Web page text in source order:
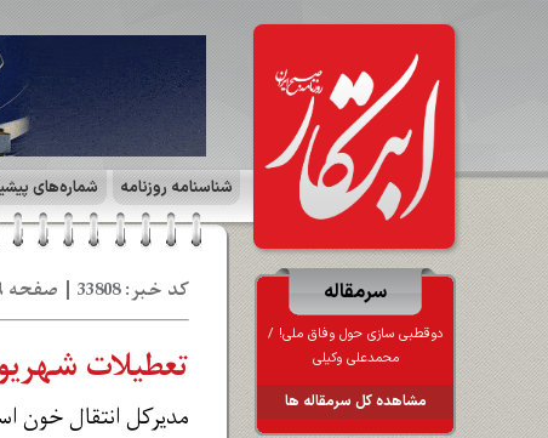
شناسنامه روزنامه شماره‌های
سرمقاله
دوقطبی‌ سازی حول وفاق ملی! /
محمدعلی وکیلی
مشاهده کل سرمقاله ها
کد خبر: 33808 | صفحه ۶ | جهان ورزش | تاریخ: 17 شه‍ 1403
تعطیلات
مدیرکل انتقال خون